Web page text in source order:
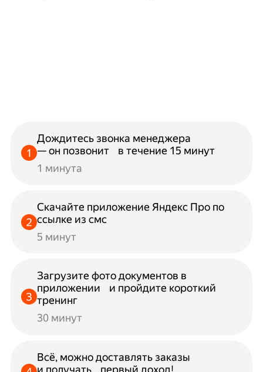
Дождитесь звонка менеджера
— он позвонит в течение 15 минут
1 минута
Скачайте приложение Яндекс Про по
ссылке из смс
5 минут
Загрузите фото документов в
приложении и пройдите короткий
тренинг
30 минут
Всё, можно доставлять заказы
и получать первый доход!